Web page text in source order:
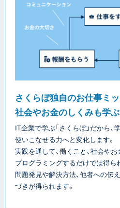
さくらぼ独自のお仕事ミ
社会やお金のしくみも学ぶ
IT企業で学ぶ「さくらぼ」だから
使いこなせる力へと変化します。
実践を通して、働くこと、社会や
プログラミングするだけでは得ら
問題発見や解決方法、他者への伝
づきが得られます。